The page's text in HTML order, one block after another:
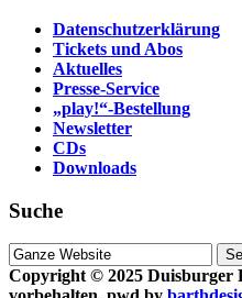
Datenschutzerklärung
Tickets und Abos
Aktuelles
Presse-Service
„play!“-Bestellung
Newsletter
CDs
Downloads
Suche
Suche
nach
Copyright © 2025 Duisburger